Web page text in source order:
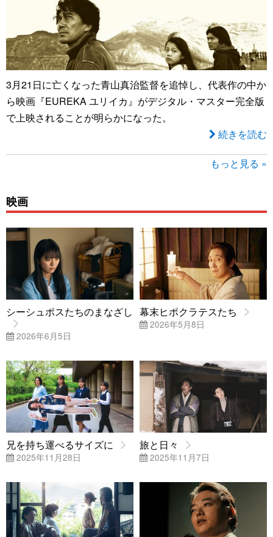
3月21日に亡くなった青山真治監督を追悼し、代表作の中か
ら映画『EUREKA ユリイカ』がデジタル・マスター完全版
で上映されることが明らかになった。
続きを読む
もっと見る »
映画
シーシュポスたちのまなざし
2026年6月5日
幕末ヒポクラテスたち
2026年5月8日
兄を持ち運べるサイズに
2025年11月28日
旅と日々
2025年11月7日